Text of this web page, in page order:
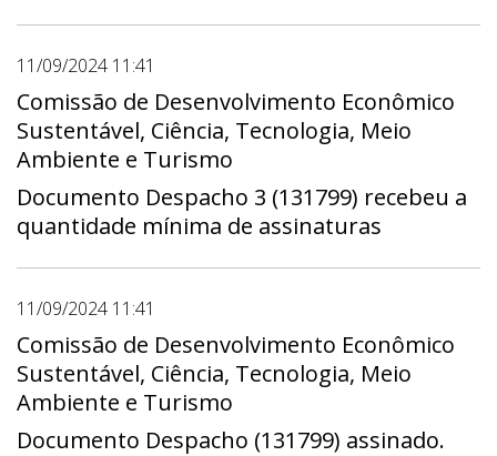
11/09/2024 11:41
Comissão de Desenvolvimento Econômico
Sustentável, Ciência, Tecnologia, Meio
Ambiente e Turismo
Documento Despacho 3 (131799) recebeu a
quantidade mínima de assinaturas
11/09/2024 11:41
Comissão de Desenvolvimento Econômico
Sustentável, Ciência, Tecnologia, Meio
Ambiente e Turismo
Documento Despacho (131799) assinado.